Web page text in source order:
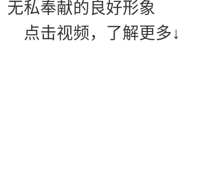
无私奉献的良好形象
点击视频，了解更多↓